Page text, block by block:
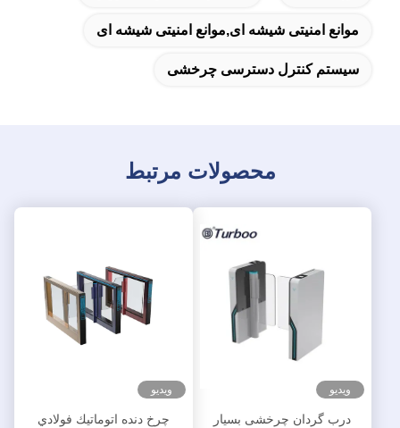
موانع امنیتی شیشه ای,موانع امنیتی شیشه ای
سیستم کنترل دسترسی چرخشی
محصولات مرتبط
ویدیو
درب گردان چرخشی بسیار
ویدیو
چرخ دنده اتوماتيك فولادي